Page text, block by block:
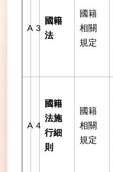
A 3
國籍
法
國籍
相關
規定
A 4
國籍
法施
行細
則
國籍
相關
規定